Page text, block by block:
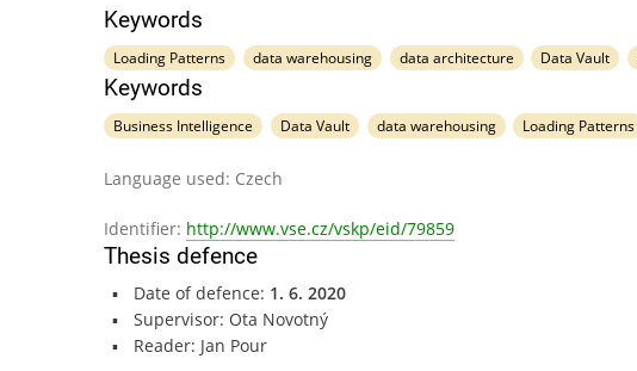
Keywords
Loading Patterns data warehousing data architecture Data Vault
Keywords
Business Intelligence Data Vault data warehousing Loading Patterns
Language used: Czech
Identifier: http://www.vse.cz/vskp/eid/79859
Thesis defence
Date of defence: 1. 6. 2020
Supervisor: Ota Novotný
Reader: Jan Pour